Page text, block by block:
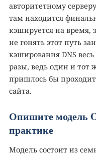
авторитетному
там находится
кэшируется на время,
не гонять этот путь
кэширования DNS
разы, ведь один и тот
пришлось бы
сайта.
Опишите модель
практике
Модель состоит из